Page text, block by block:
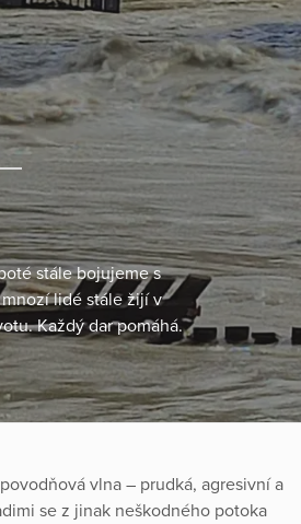
stále bojujeme s
lidé stále žijí v
Každý dar pomáhá.
vlna – prudká, agresivní a
se z jinak neškodného potoka